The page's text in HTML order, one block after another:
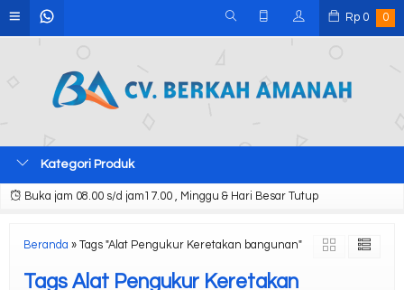
Rp 0 0
Kategori Produk
Buka jam 08.00 s/d jam17.00 , Minggu & Hari Besar Tutup
Beranda » Tags "Alat Pengukur Keretakan bangunan"
Tags Alat Pengukur Keretakan